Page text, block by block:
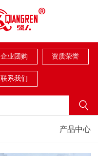
企业团购 资质荣誉
联系我们
产品中心